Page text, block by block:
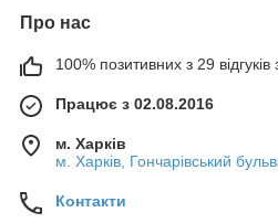
Про нас
100% позитивних з 29 відгуків
Працює з 02.08.2016
м. Харків
м. Харків, Гончарівський
Контакти